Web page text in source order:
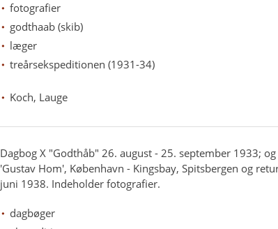
fotografier
godthaab (skib)
læger
treårsekspeditionen (1931-34)
Koch, Lauge
Dagbog X "Godthåb" 26. august - 25. september 1933; og
'Gustav Hom', København - Kingsbay, Spitsbergen og
juni 1938. Indeholder fotografier.
dagbøger